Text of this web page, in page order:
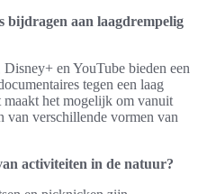
bijdragen aan laagdrempelig
en YouTube bieden een
tegen een laag
het mogelijk om vanuit
van verschillende vormen van
activiteiten in de natuur?